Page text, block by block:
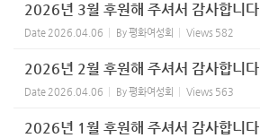
2026년 3월 후원해 주셔서 감사합니다.
Date 2026.04.06 By평화여성회 Views 582
2026년 2월 후원해 주셔서 감사합니다.
Date 2026.04.06 By평화여성회 Views 563
2026년 1월 후원해 주셔서 감사합니다.